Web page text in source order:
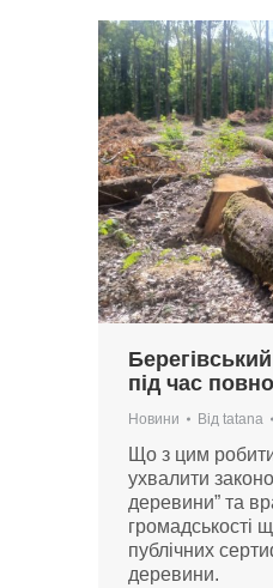
під час
Новини Від tatana
Що з цим
ухвалити
деревини” та
громадськості
публічних
деревини.